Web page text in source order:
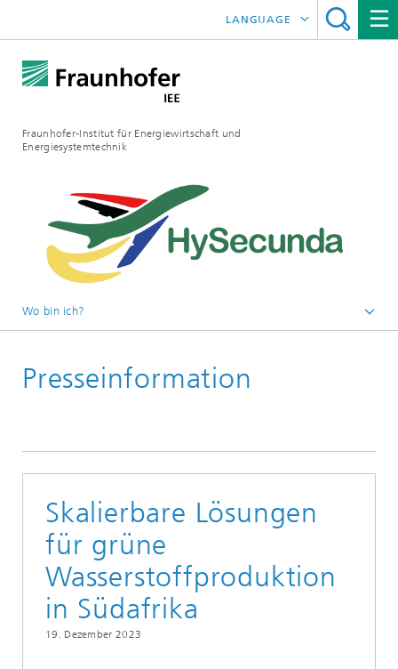
Fraunhofer-Institut für Energiewirtschaft und
Energiesystemtechnik
LANGUAGE
Wo bin ich?
Presseinformation
Skalierbare Lösungen
für grüne
Wasserstoffproduktion
in Südafrika
19. Dezember 2023